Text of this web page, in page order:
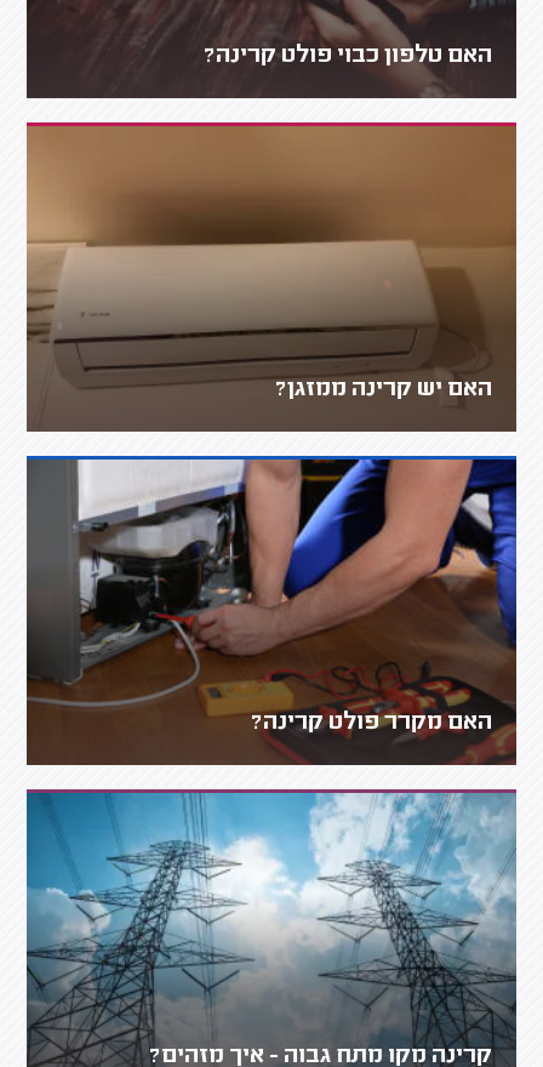
האם טלפון כבוי פולט קרינה?
האם יש קרינה ממזגן?
האם מקרר פולט קרינה?
קרינה מקו מתח גבוה - איך מזהים?